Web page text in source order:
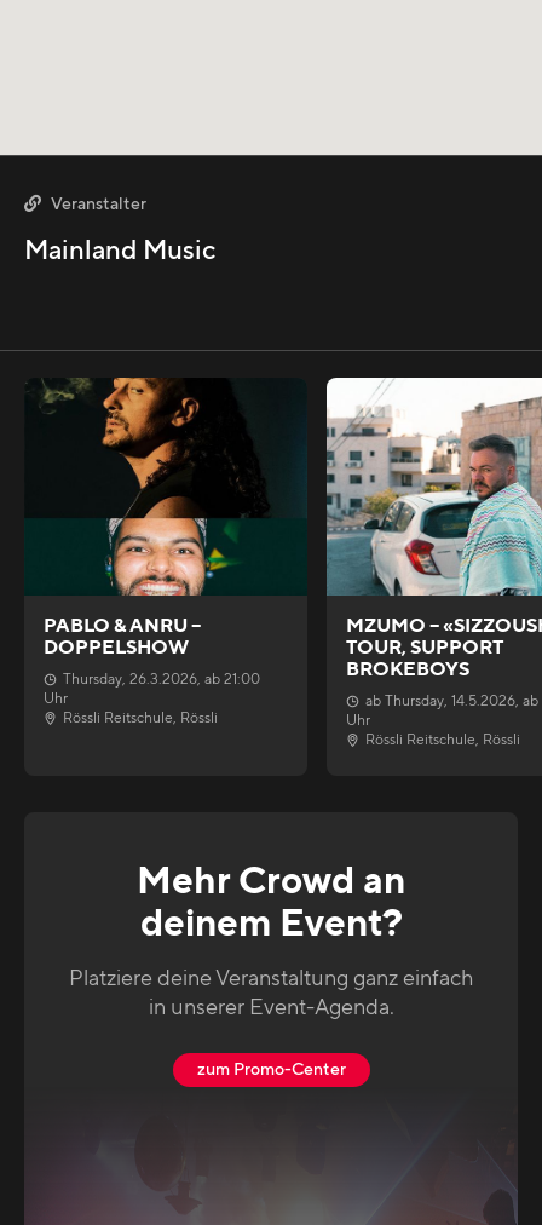
 Veranstalter
Mainland Music
PABLO & ANRU –
DOPPELSHOW
Thursday, 26.3.2026, ab 21:00
Uhr
Rössli Reitschule, Rössli
MZUMO –
TOUR, SUPPORT
BROKEBOYS
ab Thursday, 14.5.2026, ab
Uhr
Rössli Reitschule, Rössli
Mehr Crowd an
deinem Event?
Platziere deine Veranstaltung ganz einfach
in unserer Event-Agenda.
zum Promo-Center